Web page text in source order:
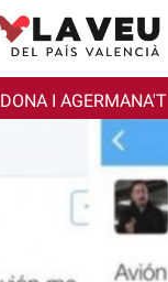
DONA I AGERMANA'T